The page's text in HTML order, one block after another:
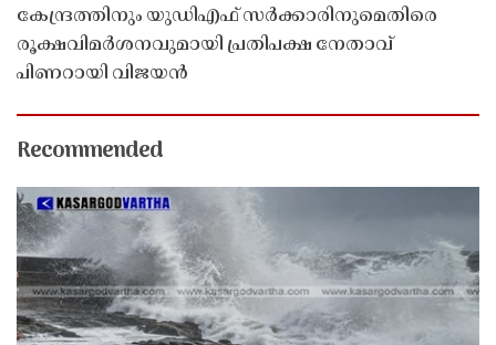
കേന്ദ്രത്തിനും യുഡിഎഫ് സർക്കാരിനുമെതിരെ
രൂക്ഷവിമർശനവുമായി പ്രതിപക്ഷ നേതാവ്
പിണറായി വിജയൻ
Recommended